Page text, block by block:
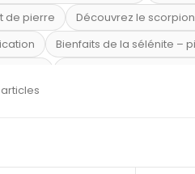
de pierre
Découvrez le
Bienfaits de la sélénite –